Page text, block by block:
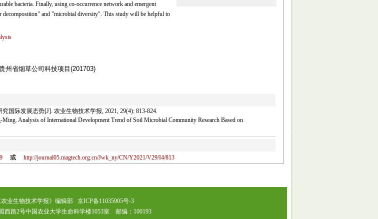
bacteria. Finally, using co-occurrence network and emergent
decomposition" and "microbial diversity". This study will be helpful to
州省烟草公司科技项目(201703)
国际发展态势[J]. 农业生物技术学报, 2021, 29(4): 813-824.
Analysis of International Development Trend of Soil Microbial Community Research Based on
或 http://journal05.magtech.org.cn/Jwk_ny/CN/Y2021/V29/I4/813
业生物技术学报》编辑部 京ICP备11035905号-3
西路2号中国农业大学生命科学楼1053室 邮编：100193